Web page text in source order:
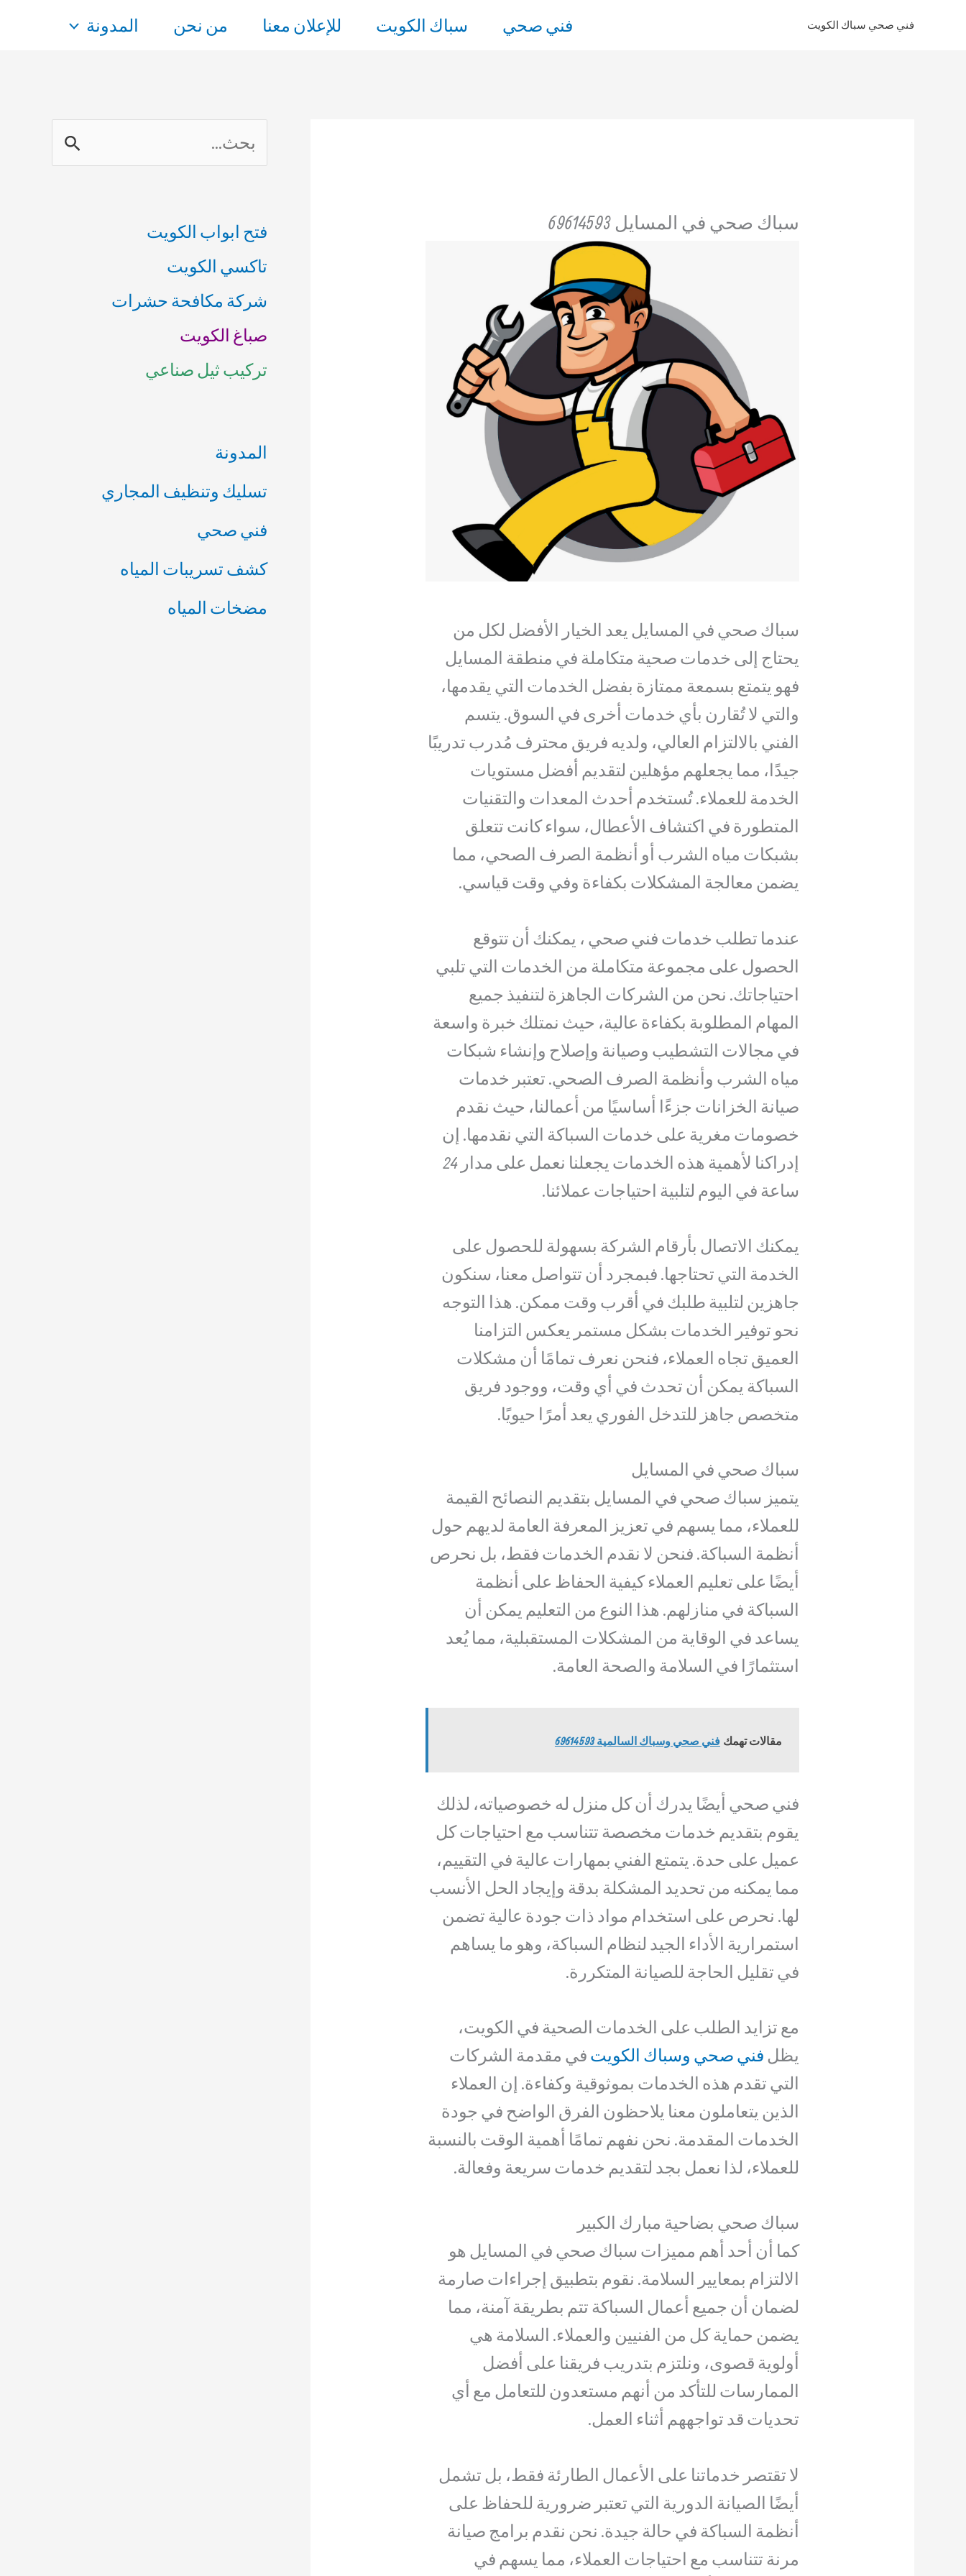
فني صحي سباك الكويت فني صحي سباك الكويت للإعلان معنا من نحن المدونة
سباك صحي في المسايل 69614593
سباك صحي في المسايل يعد الخيار الأفضل لكل من
يحتاج إلى خدمات صحية متكاملة في منطقة المسايل
فهو يتمتع بسمعة ممتازة بفضل الخدمات التي يقدمها،
والتي لا تُقارن بأي خدمات أخرى في السوق. يتسم
الفني بالالتزام العالي، ولديه فريق محترف مُدرب تدريبًا
جيدًا، مما يجعلهم مؤهلين لتقديم أفضل مستويات
الخدمة للعملاء. تُستخدم أحدث المعدات والتقنيات
المتطورة في اكتشاف الأعطال، سواء كانت تتعلق
بشبكات مياه الشرب أو أنظمة الصرف الصحي، مما
يضمن معالجة المشكلات بكفاءة وفي وقت قياسي.
عندما تطلب خدمات فني صحي ، يمكنك أن تتوقع
الحصول على مجموعة متكاملة من الخدمات التي تلبي
احتياجاتك. نحن من الشركات الجاهزة لتنفيذ جميع
المهام المطلوبة بكفاءة عالية، حيث نمتلك خبرة واسعة
في مجالات التشطيب وصيانة وإصلاح وإنشاء شبكات
مياه الشرب وأنظمة الصرف الصحي. تعتبر خدمات
صيانة الخزانات جزءًا أساسيًا من أعمالنا، حيث نقدم
خصومات مغرية على خدمات السباكة التي نقدمها. إن
إدراكنا لأهمية هذه الخدمات يجعلنا نعمل على مدار 24
ساعة في اليوم لتلبية احتياجات عملائنا.
يمكنك الاتصال بأرقام الشركة بسهولة للحصول على
الخدمة التي تحتاجها. فبمجرد أن تتواصل معنا، سنكون
جاهزين لتلبية طلبك في أقرب وقت ممكن. هذا التوجه
نحو توفير الخدمات بشكل مستمر يعكس التزامنا
العميق تجاه العملاء، فنحن نعرف تمامًا أن مشكلات
السباكة يمكن أن تحدث في أي وقت، ووجود فريق
متخصص جاهز للتدخل الفوري يعد أمرًا حيويًا.
سباك صحي في المسايل
يتميز سباك صحي في المسايل بتقديم النصائح القيمة
للعملاء، مما يسهم في تعزيز المعرفة العامة لديهم حول
أنظمة السباكة. فنحن لا نقدم الخدمات فقط، بل نحرص
أيضًا على تعليم العملاء كيفية الحفاظ على أنظمة
السباكة في منازلهم. هذا النوع من التعليم يمكن أن
يساعد في الوقاية من المشكلات المستقبلية، مما يُعد
استثمارًا في السلامة والصحة العامة.
مقالات تهمك فني صحي وسباك السالمية 69614593
فني صحي أيضًا يدرك أن كل منزل له خصوصياته، لذلك
يقوم بتقديم خدمات مخصصة تتناسب مع احتياجات كل
عميل على حدة. يتمتع الفني بمهارات عالية في التقييم،
مما يمكنه من تحديد المشكلة بدقة وإيجاد الحل الأنسب
لها. نحرص على استخدام مواد ذات جودة عالية تضمن
استمرارية الأداء الجيد لنظام السباكة، وهو ما يساهم
في تقليل الحاجة للصيانة المتكررة.
مع تزايد الطلب على الخدمات الصحية في الكويت،
يظل فني صحي وسباك الكويت في مقدمة الشركات
التي تقدم هذه الخدمات بموثوقية وكفاءة. إن العملاء
الذين يتعاملون معنا يلاحظون الفرق الواضح في جودة
الخدمات المقدمة. نحن نفهم تمامًا أهمية الوقت بالنسبة
للعملاء، لذا نعمل بجد لتقديم خدمات سريعة وفعالة.
سباك صحي بضاحية مبارك الكبير
كما أن أحد أهم مميزات سباك صحي في المسايل هو
الالتزام بمعايير السلامة. نقوم بتطبيق إجراءات صارمة
لضمان أن جميع أعمال السباكة تتم بطريقة آمنة، مما
يضمن حماية كل من الفنيين والعملاء. السلامة هي
أولوية قصوى، ونلتزم بتدريب فريقنا على أفضل
الممارسات للتأكد من أنهم مستعدون للتعامل مع أي
تحديات قد تواجههم أثناء العمل.
لا تقتصر خدماتنا على الأعمال الطارئة فقط، بل تشمل
أيضًا الصيانة الدورية التي تعتبر ضرورية للحفاظ على
أنظمة السباكة في حالة جيدة. نحن نقدم برامج صيانة
مرنة تتناسب مع احتياجات العملاء، مما يسهم في
ل
ح
ث
ع
ن
:
فتح ابواب الكويت
تاكسي الكويت
شركة مكافحة حشرات
صباغ الكويت
تركيب ثيل صناعي
المدونة
تسليك وتنظيف المجاري
فني صحي
كشف تسريبات المياه
مضخات المياه